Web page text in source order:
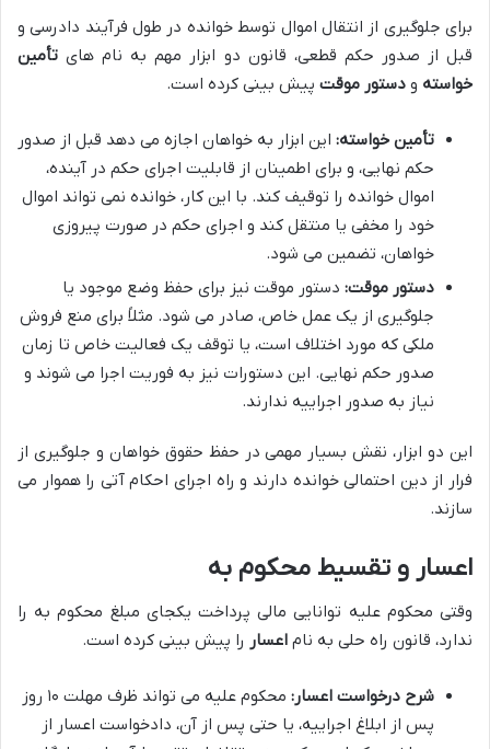
برای جلوگیری از انتقال اموال توسط خوانده در طول فرآیند دادرسی و
قبل از صدور حکم قطعی، قانون دو ابزار مهم به نام های تأمین
خواسته و دستور موقت پیش بینی کرده است.
تأمین خواسته: این ابزار به خواهان اجازه می دهد قبل از صدور
حکم نهایی، و برای اطمینان از قابلیت اجرای حکم در آینده،
اموال خوانده را توقیف کند. با این کار، خوانده نمی تواند اموال
خود را مخفی یا منتقل کند و اجرای حکم در صورت پیروزی
خواهان، تضمین می شود.
دستور موقت: دستور موقت نیز برای حفظ وضع موجود یا
جلوگیری از یک عمل خاص، صادر می شود. مثلاً برای منع فروش
ملکی که مورد اختلاف است، یا توقف یک فعالیت خاص تا زمان
صدور حکم نهایی. این دستورات نیز به فوریت اجرا می شوند و
نیاز به صدور اجراییه ندارند.
این دو ابزار، نقش بسیار مهمی در حفظ حقوق خواهان و جلوگیری از
فرار از دین احتمالی خوانده دارند و راه اجرای احکام آتی را هموار می
سازند.
اعسار و تقسیط محکوم به
وقتی محکوم علیه توانایی مالی پرداخت یکجای مبلغ محکوم به را
ندارد، قانون راه حلی به نام اعسار را پیش بینی کرده است.
شرح درخواست اعسار:
محکوم علیه می تواند ظرف مهلت ۱۰ روز
پس از ابلاغ اجراییه، یا حتی پس از آن، دادخواست اعسار از